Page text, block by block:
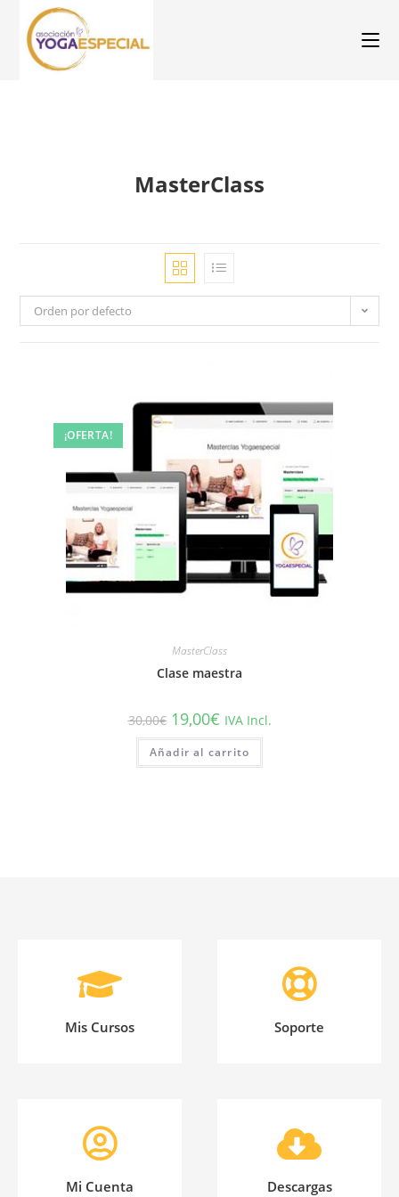
MasterClass
Orden por defecto
¡OFERTA!
MasterClass
Clase maestra
30,00€ 19,00€ IVA Incl.
Añadir al carrito
Mis Cursos Soporte
Mi Cuenta Descargas